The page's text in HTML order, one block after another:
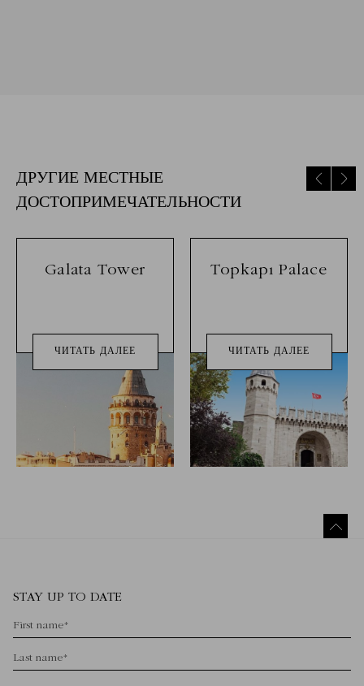
ДРУГИЕ МЕСТНЫЕ
ДОСТОПРИМЕЧАТЕЛЬНОСТИ
ЧИТАТЬ ДАЛЕЕ
Galata Tower
ЧИТАТЬ ДАЛЕЕ
Topkapı Palace